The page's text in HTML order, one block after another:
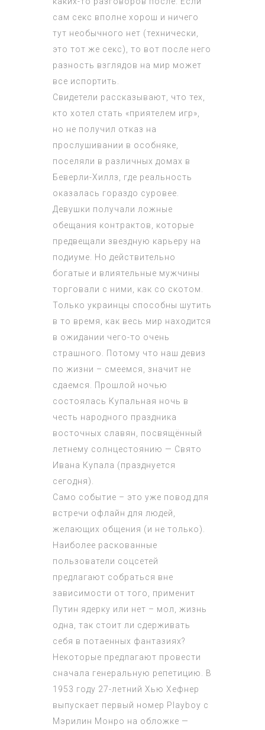
сам секс вполне хорош и ничего
тут необычного нет (технически,
это тот же секс), то вот после него
разность взглядов на мир может
все испортить.
Свидетели рассказывают, что тех,
кто хотел стать «приятелем игр»,
но не получил отказ на
прослушивании в особняке,
поселяли в различных домах в
Беверли-Хиллз, где реальность
оказалась гораздо суровее.
Девушки получали ложные
обещания контрактов, которые
предвещали звездную карьеру на
подиуме. Но действительно
богатые и влиятельные мужчины
торговали с ними, как со скотом.
Только украинцы способны шутить
в то время, как весь мир находится
в ожидании чего-то очень
страшного. Потому что наш девиз
по жизни – смеемся, значит не
сдаемся. Прошлой ночью
состоялась Купальная ночь в
честь народного праздника
восточных славян, посвящённый
летнему солнцестоянию — Свято
Ивана Купала (празднуется
сегодня).
Само событие – это уже повод для
встречи офлайн для людей,
желающих общения (и не только).
Наиболее раскованные
пользователи соцсетей
предлагают собраться вне
зависимости от того, применит
Путин ядерку или нет – мол, жизнь
одна, так стоит ли сдерживать
себя в потаенных фантазиях?
Некоторые предлагают провести
сначала генеральную репетицию. В
1953 году 27-летний Хью Хефнер
выпускает первый номер Playboy с
Мэрилин Монро на обложке —